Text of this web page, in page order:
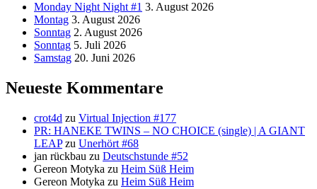
Monday Night Night #1 3. August 2026
Montag 3. August 2026
Sonntag 2. August 2026
Sonntag 5. Juli 2026
Samstag 20. Juni 2026
Neueste Kommentare
crot4d zu Virtual Injection #177
PR: HANEKE TWINS – NO CHOICE (single) | A GIANT
LEAPzu Unerhört #68
jan rückbau zu Deutschstunde #52
Gereon Motyka zu Heim Süß Heim
Gereon Motyka zu Heim Süß Heim